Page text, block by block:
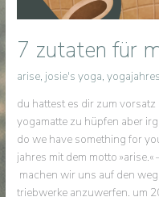
7 zutaten für
arise, josie's yoga,
du hattest es dir zum
yogamatte zu hüpfen aber
do we have something for
jahres mit dem motto
machen wir uns auf den
triebwerke anzuwerfen. um